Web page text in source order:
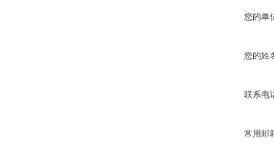
您的单
您的姓
联系电
常用邮